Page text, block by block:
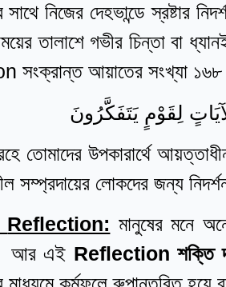
সাথে নিজের দেহভান্ডে
তালাশে গভীর চিন্তা বা
আয়াতের সংখ্যা ১৬৮
لِقَوْمٍ يَتَفَكَّرُونَ
তোমাদের উপকারার্থে
সম্প্রদায়ের লোকদের জন্য
Reflection: মানুষের মনে
আর এই Reflectionশক্তি